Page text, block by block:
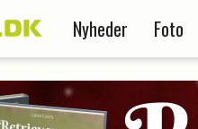
Nyheder Foto